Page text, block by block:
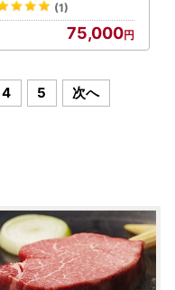
(1)
75,000
4 5 次へ